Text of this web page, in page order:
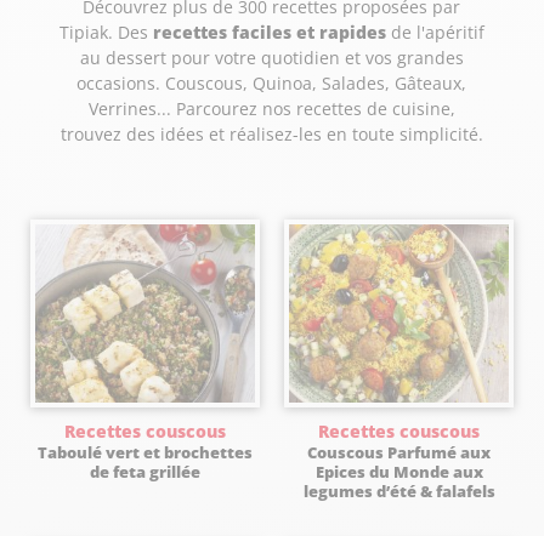
Découvrez plus de 300 recettes proposées par
Tipiak. Des recettes faciles et rapidesde l'apéritif
au dessert pour votre quotidien et vos grandes
occasions. Couscous, Quinoa, Salades, Gâteaux,
Verrines... Parcourez nos recettes de cuisine,
trouvez des idées et réalisez-les en toute simplicité.
Recettes couscous
Taboulé vert et brochettes
de feta grillée
Recettes couscous
Couscous Parfumé aux
Epices du Monde aux
legumes d’été & falafels